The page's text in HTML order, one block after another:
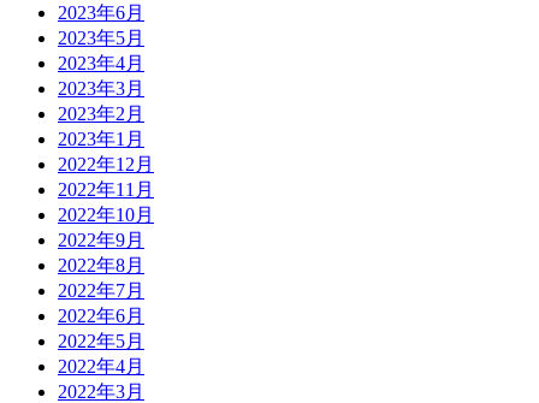
2023年6月
2023年5月
2023年4月
2023年3月
2023年2月
2023年1月
2022年12月
2022年11月
2022年10月
2022年9月
2022年8月
2022年7月
2022年6月
2022年5月
2022年4月
2022年3月